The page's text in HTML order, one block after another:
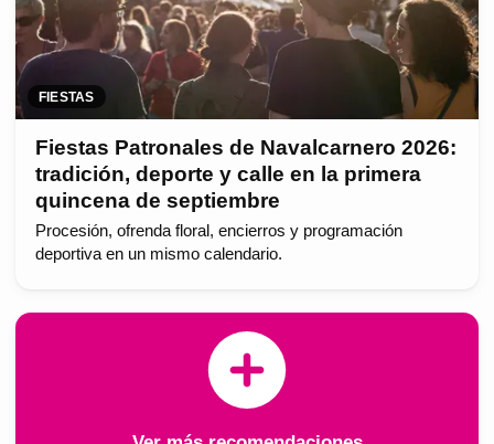
FIESTAS
Fiestas Patronales de Navalcarnero 2026:
tradición, deporte y calle en la primera
quincena de septiembre
Procesión, ofrenda floral, encierros y programación
deportiva en un mismo calendario.